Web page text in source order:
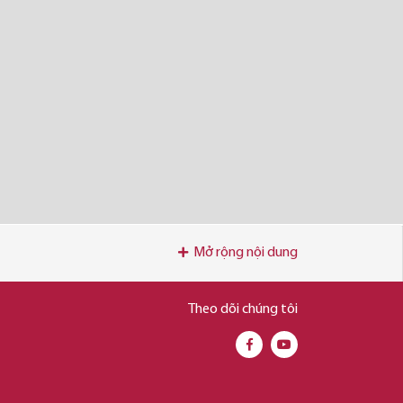
Mở rộng nội dung
Theo dõi chúng tôi